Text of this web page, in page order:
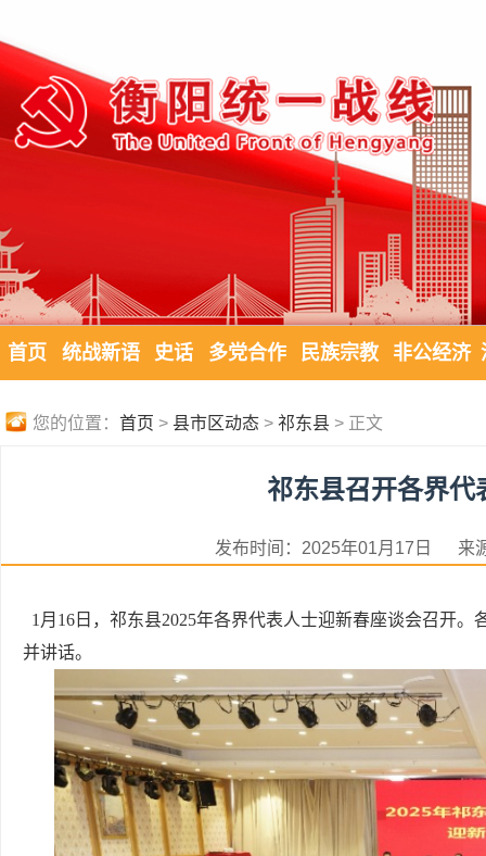
首页 统战新语 史话 多党合作 民族宗教 非公经济
您的位置： 首页 > 县市区动态 > 祁东县 > 正文
祁东县召开各界代
发布时间：2025年01月17日 来
1月16日，祁东县2025年各界代表人士迎新春座谈会召开
并讲话。